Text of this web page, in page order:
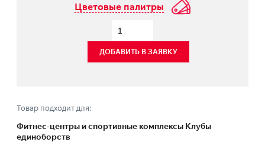
Цветовые палитры
ДОБАВИТЬ В ЗАЯВКУ
Товар подходит для:
Фитнес-центры и спортивные комплексы Клубы
единоборств